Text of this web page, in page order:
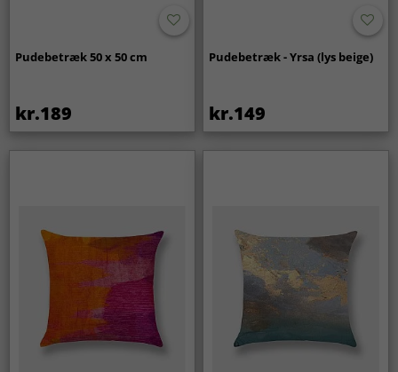
Pudebetræk 50 x 50 cm
kr.189
Pudebetræk - Yrsa (lys beige)
kr.149